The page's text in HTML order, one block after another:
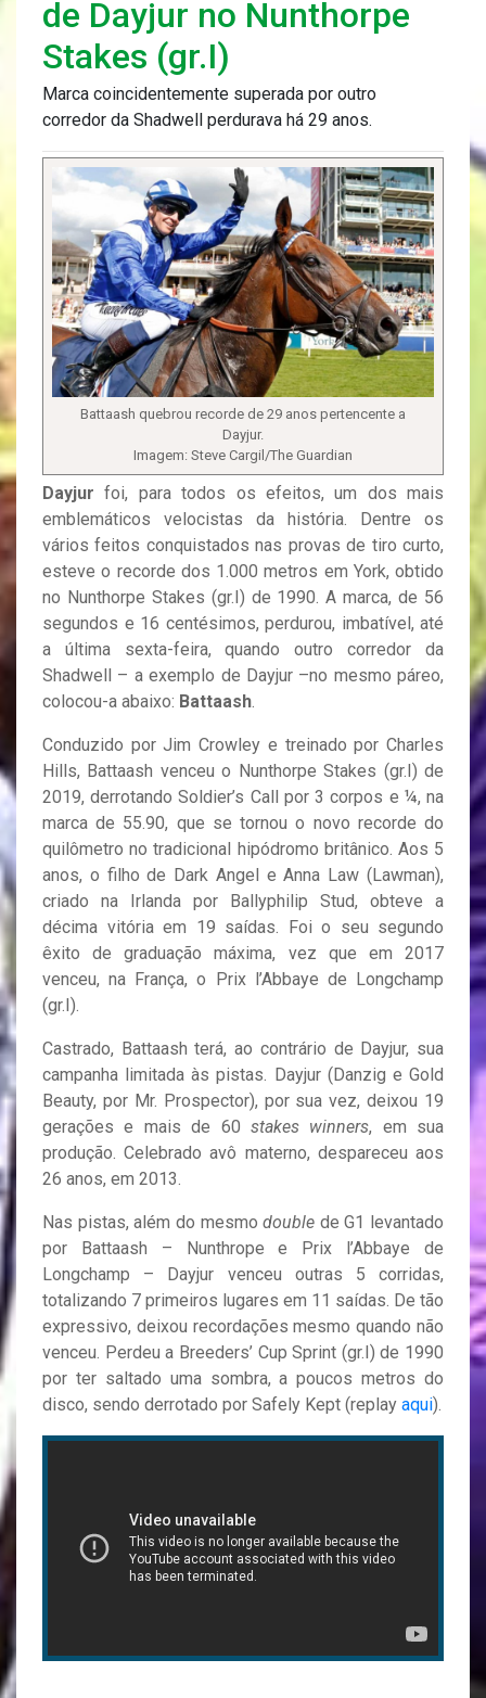
de Dayjur no Nunthorpe
Stakes (gr.I)
Marca coincidentemente superada por outro
corredor da Shadwell perdurava há 29 anos.
Battaash quebrou recorde de 29 anos pertencente a
Dayjur.
Imagem: Steve Cargil/The Guardian
Dayjur foi, para todos os efeitos, um dos mais
emblemáticos velocistas da história. Dentre os
vários feitos conquistados nas provas de tiro curto,
esteve o recorde dos 1.000 metros em York, obtido
no Nunthorpe Stakes (gr.I) de 1990. A marca, de 56
segundos e 16 centésimos, perdurou, imbatível, até
a última sexta-feira, quando outro corredor da
Shadwell – a exemplo de Dayjur –no mesmo páreo,
colocou-a abaixo: Battaash
Conduzido por Jim Crowley e treinado por Charles
Hills, Battaash venceu o Nunthorpe Stakes (gr.I) de
2019, derrotando Soldier’s Call por 3 corpos e ¼, na
marca de 55.90, que se tornou o novo recorde do
quilômetro no tradicional hipódromo britânico. Aos 5
anos, o filho de Dark Angel e Anna Law (Lawman),
criado na Irlanda por Ballyphilip Stud, obteve a
décima vitória em 19 saídas. Foi o seu segundo
êxito de graduação máxima, vez que em 2017
venceu, na França, o Prix l’Abbaye de Longchamp
(gr.I).
Castrado, Battaash terá, ao contrário de Dayjur, sua
campanha limitada às pistas. Dayjur (Danzig e Gold
Beauty, por Mr. Prospector), por sua vez, deixou 19
gerações e mais de 60 stakes winners, em sua
produção. Celebrado avô materno, despareceu aos
26 anos, em 2013.
Nas pistas, além do mesmodouble de G1 levantado
por Battaash – Nunthrope e Prix l’Abbaye de
Longchamp – Dayjur venceu outras 5 corridas,
totalizando 7 primeiros lugares em 11 saídas. De tão
expressivo, deixou recordações mesmo quando não
venceu. Perdeu a Breeders’ Cup Sprint (gr.I) de 1990
por ter saltado uma sombra, a poucos metros do
disco, sendo derrotado por Safely Kept (replay aqui).